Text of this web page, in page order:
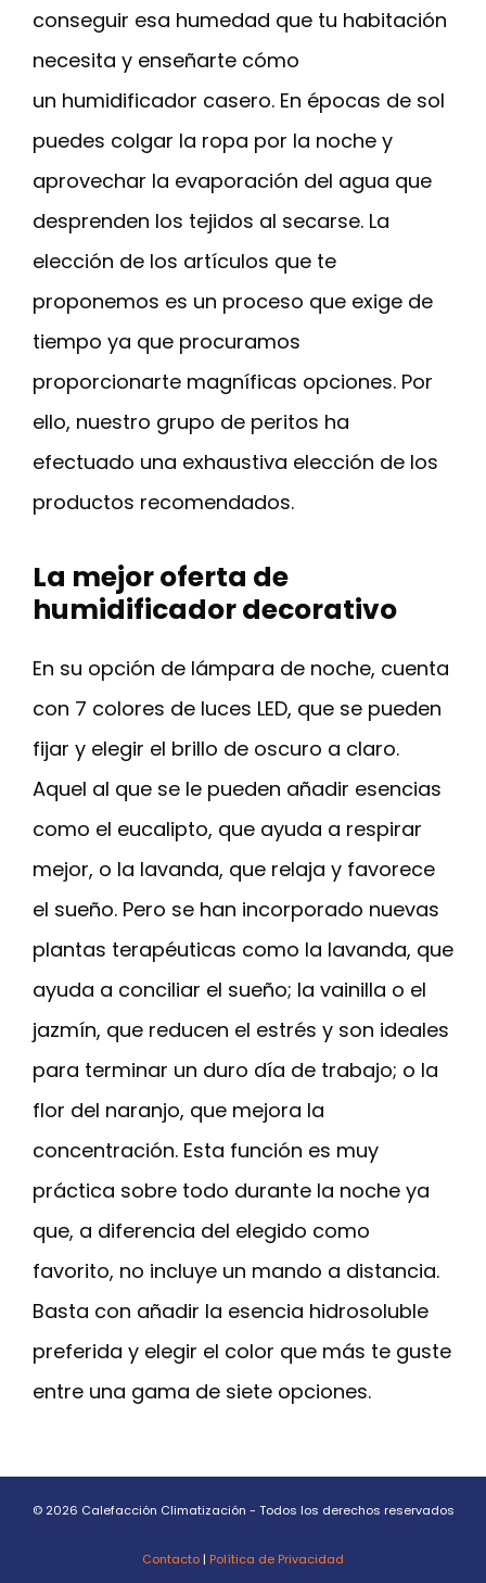
conseguir esa humedad que tu habitación
necesita y enseñarte cómo
un humidificador casero. En épocas de sol
puedes colgar la ropa por la noche y
aprovechar la evaporación del agua que
desprenden los tejidos al secarse. La
elección de los artículos que te
proponemos es un proceso que exige de
tiempo ya que procuramos
proporcionarte magníficas opciones. Por
ello, nuestro grupo de peritos ha
efectuado una exhaustiva elección de los
productos recomendados.
La mejor oferta de
humidificador decorativo
En su opción de lámpara de noche, cuenta
con 7 colores de luces LED, que se pueden
fijar y elegir el brillo de oscuro a claro.
Aquel al que se le pueden añadir esencias
como el eucalipto, que ayuda a respirar
mejor, o la lavanda, que relaja y favorece
el sueño. Pero se han incorporado nuevas
plantas terapéuticas como la lavanda, que
ayuda a conciliar el sueño; la vainilla o el
jazmín, que reducen el estrés y son ideales
para terminar un duro día de trabajo; o la
flor del naranjo, que mejora la
concentración. Esta función es muy
práctica sobre todo durante la noche ya
que, a diferencia del elegido como
favorito, no incluye un mando a distancia.
Basta con añadir la esencia hidrosoluble
preferida y elegir el color que más te guste
entre una gama de siete opciones.
© 2026 Calefacción Climatización - Todos los derechos reservados
Contacto | Política de Privacidad